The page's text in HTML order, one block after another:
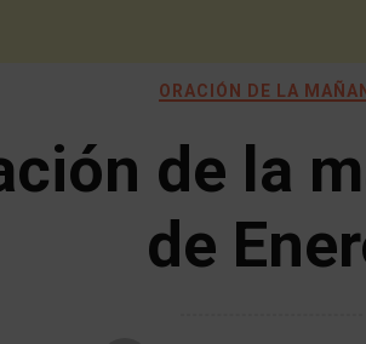
ORACIÓN DE LA
de la
de